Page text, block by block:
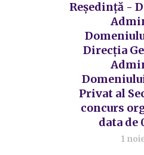
Reședință -
Direcția
Privat al
concurs
data de
1